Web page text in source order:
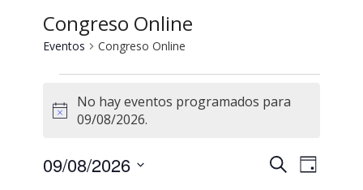
Congreso Online
Eventos Congreso Online
en
Aviso
No hay eventos programados para
09/08/2026.
Buscar
Día
09/08/2026